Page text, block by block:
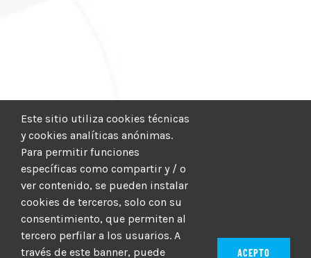
Este sitio utiliza cookies técnicas
y cookies analíticas anónimas.
Para permitir funciones
específicas como compartir y / o
ver contenido, se pueden instalar
cookies de terceros, solo con su
consentimiento, que permiten al
tercero perfilar a los usuarios. A
través de este banner, puede
ACEPTO